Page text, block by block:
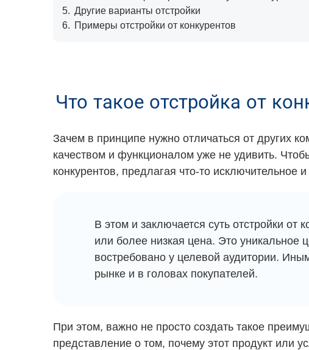
5. Другие варианты отстройки
6. Примеры отстройки от конкурентов
Что такое отстройка от
Зачем в принципе нужно отличаться от других
качеством и функционалом уже не удивить.
конкурентов, предлагая что-то исключительное
В этом и заключается суть отстройки от
или более низкая цена. Это уникальное
востребовано у целевой аудитории.
рынке и в головах покупателей.
При этом, важно не просто создать такое
представление о том, почему этот продукт или